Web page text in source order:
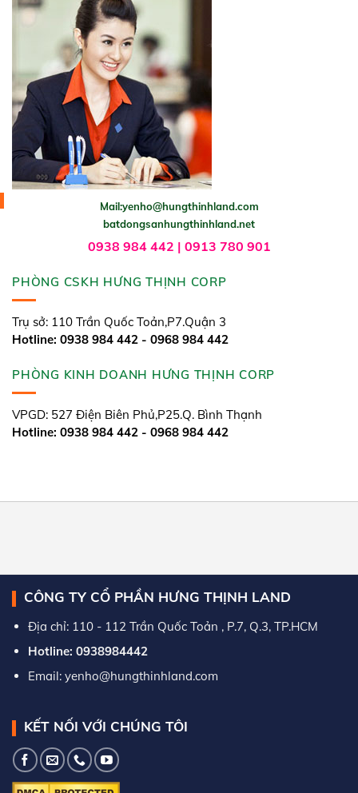
Mail:yenho@hungthinhland.com
batdongsanhungthinhland.net
0938 984 442 | 0913 780 901
PHÒNG CSKH HƯNG THỊNH CORP
Trụ sở: 110 Trần Quốc Toản,P7.Quận 3
Hotline: 0938 984 442 - 0968 984 442
PHÒNG KINH DOANH HƯNG THỊNH CORP
VPGD: 527 Điện Biên Phủ,P25.Q. Bình Thạnh
Hotline: 0938 984 442 - 0968 984 442
CÔNG TY CỔ PHẦN HƯNG THỊNH LAND
Địa chỉ: 110 - 112 Trần Quốc Toản , P.7, Q.3, TP.HCM
Hotline: 0938984442
Email: yenho@hungthinhland.com
KẾT NỐI VỚI CHÚNG TÔI